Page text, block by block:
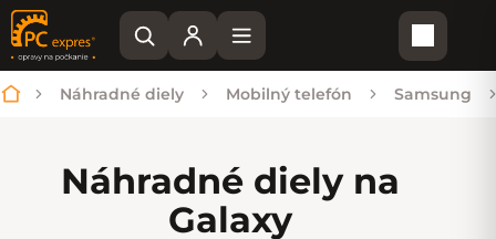
Domov
Náhradné diely Mobilný telefón Samsung
Náhradné diely na
Galaxy